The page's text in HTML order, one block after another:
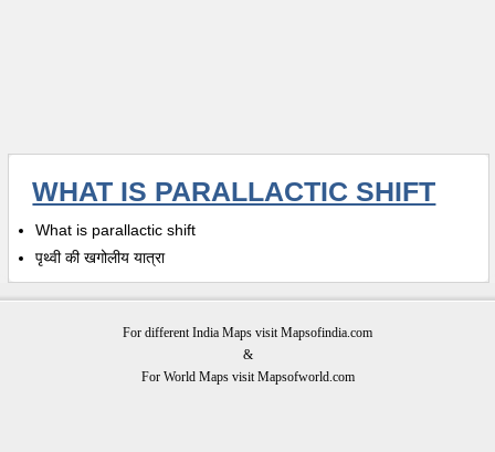
WHAT IS PARALLACTIC SHIFT
What is parallactic shift
पृथ्वी की खगोलीय यात्रा
For different India Maps visit Mapsofindia.com
&
For World Maps visit Mapsofworld.com